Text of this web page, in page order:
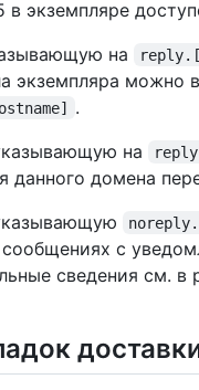
в экземпляре
на
экземпляра можно
.
на
данного домена
с
сведения см. в